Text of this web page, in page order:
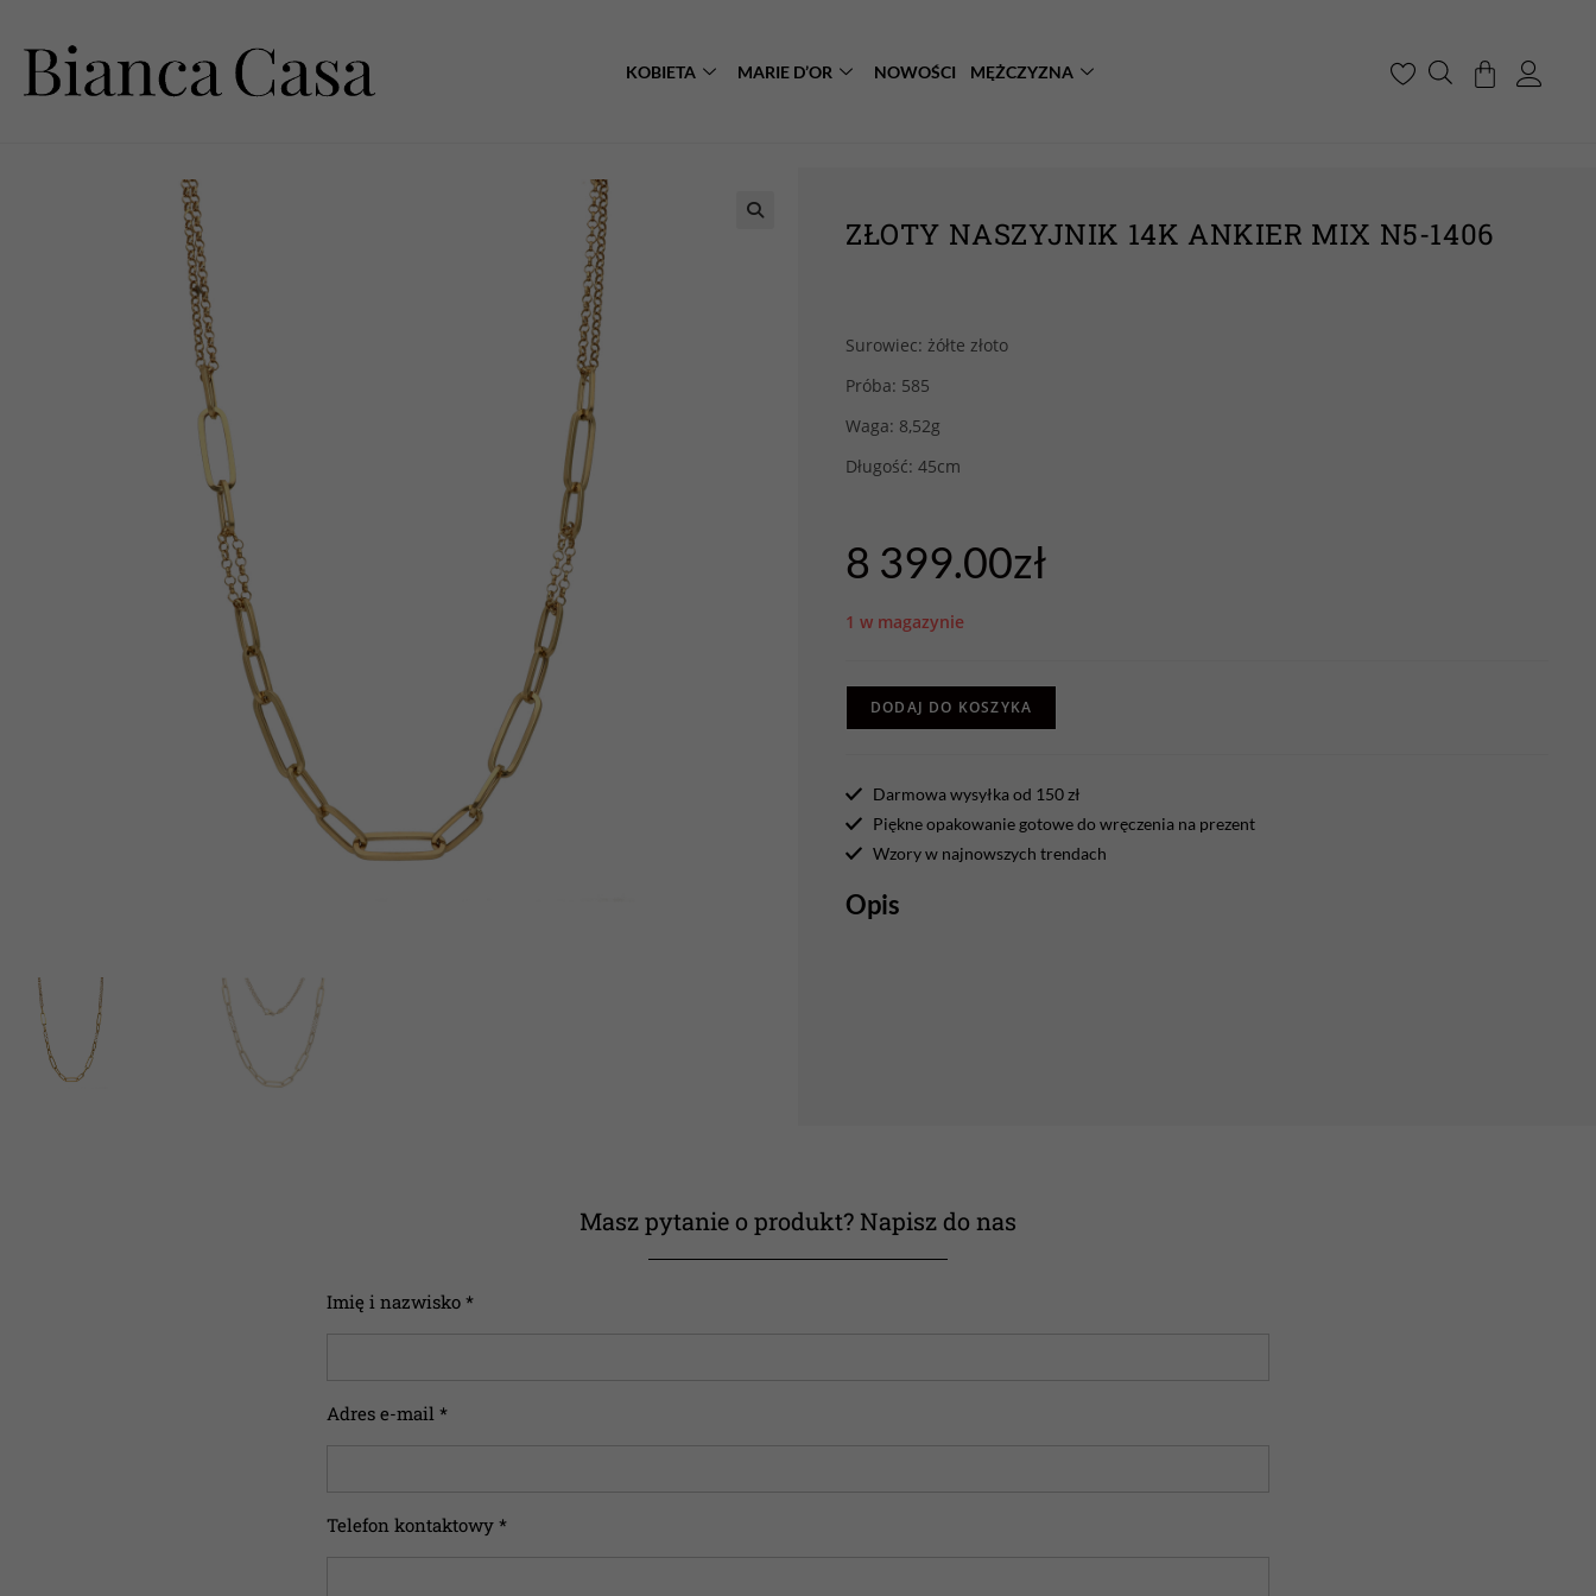
KOBIETA MARIE D’OR NOWOŚCI MĘŻCZYZNA
ZŁOTY NASZYJNIK 14K ANKIER MIX N5-1406
Surowiec: żółte złoto
Próba: 585
Waga: 8,52g
Długość: 45cm
8 399.00zł
1 w magazynie
DODAJ DO KOSZYKA
Darmowa wysyłka od 150 zł
Piękne opakowanie gotowe do wręczenia na prezent
Wzory w najnowszych trendach
Opis
Masz pytanie o produkt? Napisz do nas
Imię i nazwisko *
Adres e-mail *
Telefon kontaktowy *